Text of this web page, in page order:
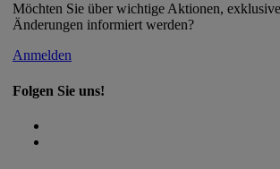
Möchten Sie über wichtige Aktionen,
Änderungen informiert werden?
Anmelden
Folgen Sie uns!